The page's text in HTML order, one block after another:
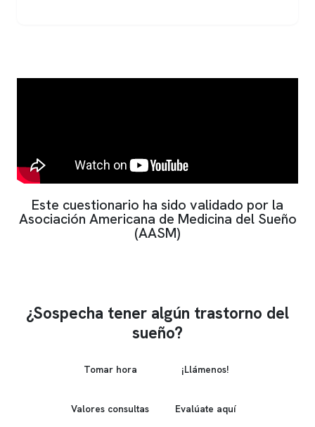
Este cuestionario ha sido validado por la
Asociación Americana de Medicina del Sueño
(AASM)
¿Sospecha tener algún trastorno del
sueño?
Tomar hora ¡Llámenos!
Valores consultas Evalúate aquí